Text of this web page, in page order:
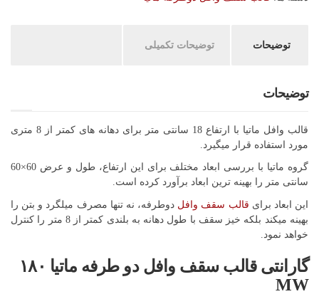
توضیحات توضیحات تکمیلی
توضیحات
قالب وافل ماتیا با ارتفاع 18 سانتی متر برای دهانه های کمتر از 8 متری
مورد استفاده قرار میگیرد.
گروه ماتیا با بررسی ابعاد مختلف برای این ارتفاع، طول و عرض 60×60
سانتی متر را بهینه ترین ابعاد برآورد کرده است.
این ابعاد برای قالب سقف وافل دوطرفه، نه تنها مصرف میلگرد و بتن را
بهینه میکند بلکه خیز سقف با طول دهانه به بلندی کمتر از 8 متر را کنترل
خواهد نمود.
گارانتی قالب سقف وافل دو طرفه ماتیا ۱۸۰
MW